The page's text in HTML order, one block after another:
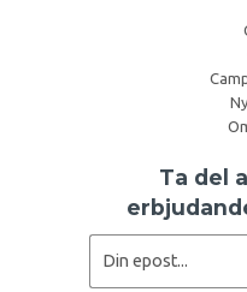
Ta del